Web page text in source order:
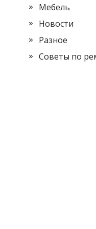
Мебель
Новости
Разное
Советы по